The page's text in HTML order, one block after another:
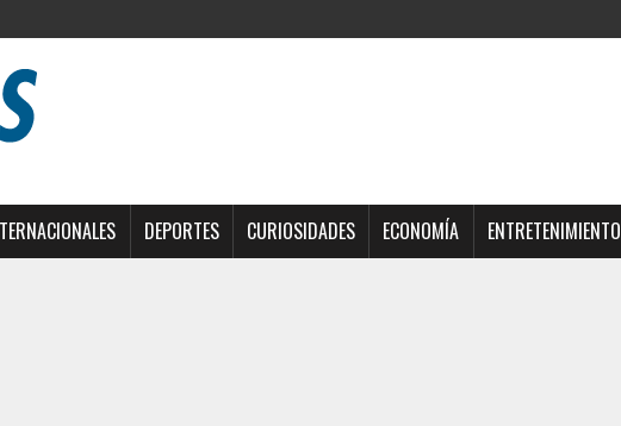
DEPORTES CURIOSIDADES ECONOMÍA ENTRETENIMIENTO